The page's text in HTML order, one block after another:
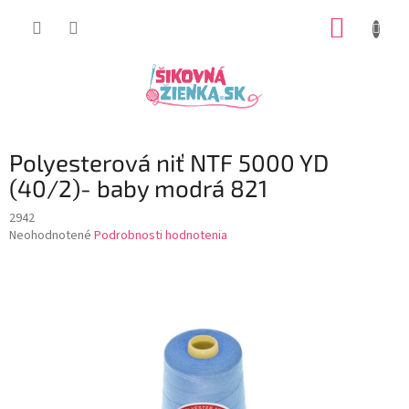
Polyesterová niť NTF 5000 YD
(40/2)- baby modrá 821
2942
Priemerné
Neohodnotené Podrobnosti hodnotenia